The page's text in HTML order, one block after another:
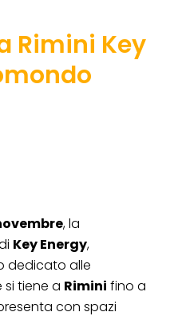
Rimini Key
, la
Key Energy,
dedicato alle
si tiene a Rimini fino a
con spazi